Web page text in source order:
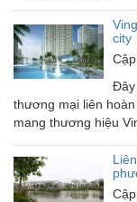
Sắt, thép, inox các loại
Thí nghiệm-Trang
Thiết bị chiếu sáng
Thiết bị chống sét
Thiết bị công nghiệp
city
Đây
thương mại liên
mang thương hiệu